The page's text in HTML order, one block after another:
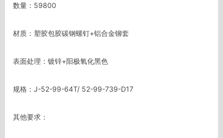
数量：59800
材质：塑胶包胶碳钢螺钉+铝合金铆套
表面处理：镀锌+阳极氧化黑色
规格：J-52-99-64T/ 52-99-739-D17
其他要求：